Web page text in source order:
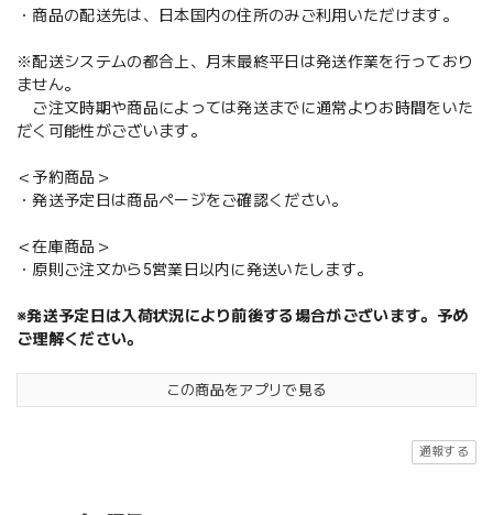
・商品の配送先は、日本国内の住所のみご利用いただけます。
※配送システムの都合上、月末最終平日は発送作業を行っており
ません。
ご注文時期や商品によっては発送までに通常よりお時間をいた
だく可能性がございます。
＜予約商品＞
・発送予定日は商品ページをご確認ください。
＜在庫商品＞
・原則ご注文から5営業日以内に発送いたします。
※発送予定日は入荷状況により前後する場合がございます。予め
ご理解ください。
この商品をアプリで見る
通報する